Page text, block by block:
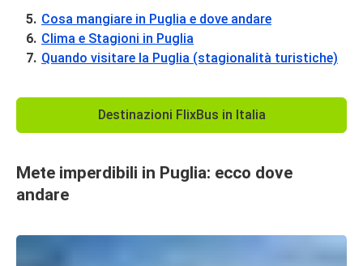
Cosa mangiare in Puglia e dove andare
Clima e Stagioni in Puglia
Quando visitare la Puglia (stagionalità turistiche)
Destinazioni FlixBus in Italia
​Mete imperdibili in Puglia: ecco dove
andare